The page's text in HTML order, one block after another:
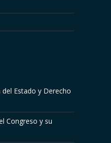
Estado y Derecho
Congreso y su